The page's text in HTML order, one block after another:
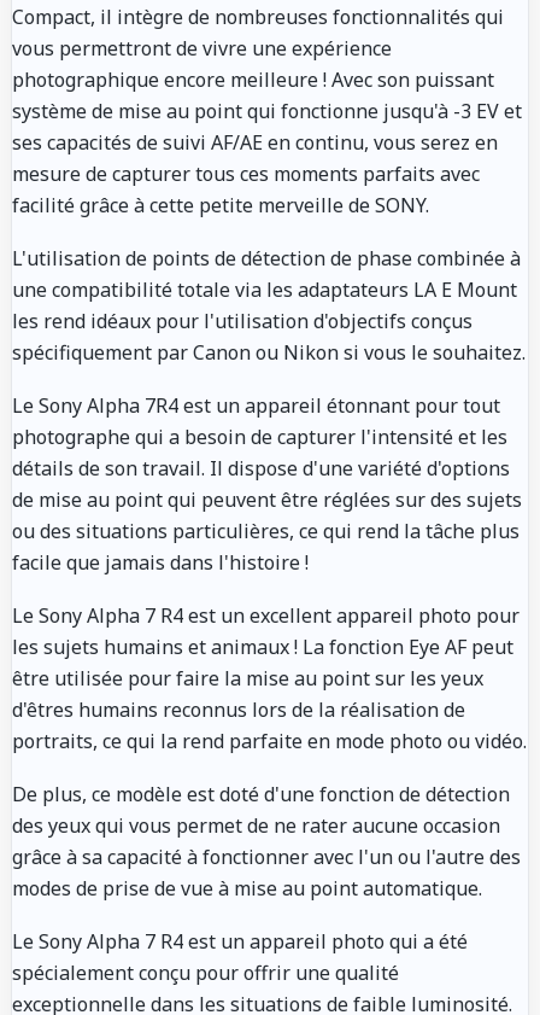
Compact, il intègre de nombreuses fonctionnalités qui
vous permettront de vivre une expérience
photographique encore meilleure ! Avec son puissant
système de mise au point qui fonctionne jusqu'à -3 EV et
ses capacités de suivi AF/AE en continu, vous serez en
mesure de capturer tous ces moments parfaits avec
facilité grâce à cette petite merveille de SONY.
L'utilisation de points de détection de phase combinée à
une compatibilité totale via les adaptateurs LA E Mount
les rend idéaux pour l'utilisation d'objectifs conçus
spécifiquement par Canon ou Nikon si vous le souhaitez.
Le Sony Alpha 7R4 est un appareil étonnant pour tout
photographe qui a besoin de capturer l'intensité et les
détails de son travail. Il dispose d'une variété d'options
de mise au point qui peuvent être réglées sur des sujets
ou des situations particulières, ce qui rend la tâche plus
facile que jamais dans l'histoire !
Le Sony Alpha 7 R4 est un excellent appareil photo pour
les sujets humains et animaux ! La fonction Eye AF peut
être utilisée pour faire la mise au point sur les yeux
d'êtres humains reconnus lors de la réalisation de
portraits, ce qui la rend parfaite en mode photo ou vidéo.
De plus, ce modèle est doté d'une fonction de détection
des yeux qui vous permet de ne rater aucune occasion
grâce à sa capacité à fonctionner avec l'un ou l'autre des
modes de prise de vue à mise au point automatique.
Le Sony Alpha 7 R4 est un appareil photo qui a été
spécialement conçu pour offrir une qualité
exceptionnelle dans les situations de faible luminosité.